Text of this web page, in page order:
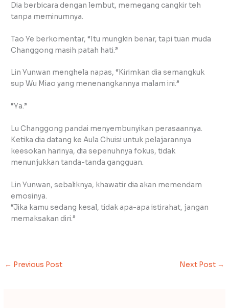
Dia berbicara dengan lembut, memegang cangkir teh
tanpa meminumnya.
Tao Ye berkomentar, “Itu mungkin benar, tapi tuan muda
Changgong masih patah hati.”
Lin Yunwan menghela napas, “Kirimkan dia semangkuk
sup Wu Miao yang menenangkannya malam ini.”
“Ya.”
Lu Changgong pandai menyembunyikan perasaannya.
Ketika dia datang ke Aula Chuisi untuk pelajarannya
keesokan harinya, dia sepenuhnya fokus, tidak
menunjukkan tanda-tanda gangguan.
Lin Yunwan, sebaliknya, khawatir dia akan memendam
emosinya.
“Jika kamu sedang kesal, tidak apa-apa istirahat, jangan
memaksakan diri.”
← Previous Post Next Post →